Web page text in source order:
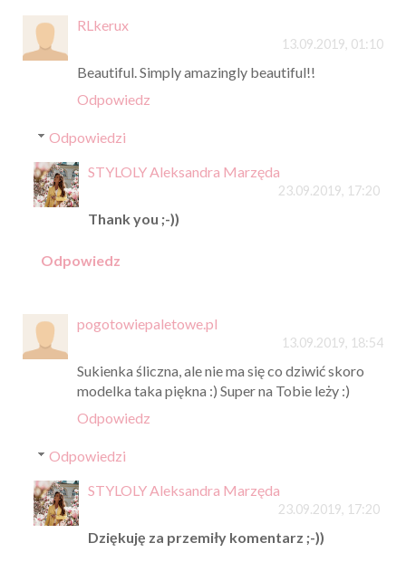
RLkerux
13.09.2019, 01:10
Beautiful. Simply amazingly beautiful!!
Odpowiedz
Odpowiedzi
STYLOLY Aleksandra Marzęda
23.09.2019, 17:20
Thank you ;-))
Odpowiedz
pogotowiepaletowe.pl
13.09.2019, 18:54
Sukienka śliczna, ale nie ma się co dziwić skoro
modelka taka piękna :) Super na Tobie leży :)
Odpowiedz
Odpowiedzi
STYLOLY Aleksandra Marzęda
23.09.2019, 17:20
Dziękuję za przemiły komentarz ;-))